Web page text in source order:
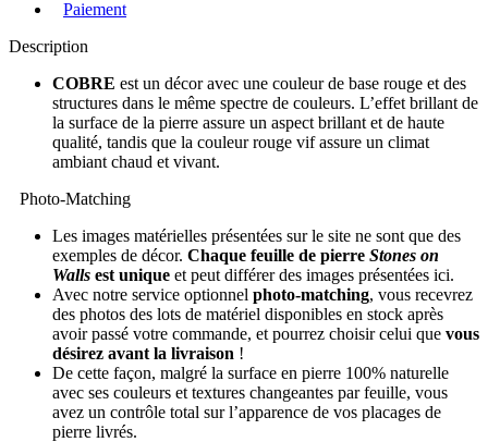
Paiement
Description
COBRE est un décor avec une couleur de base rouge et des
structures dans le même spectre de couleurs. L’effet brillant de
la surface de la pierre assure un aspect brillant et de haute
qualité, tandis que la couleur rouge vif assure un climat
ambiant chaud et vivant.
Photo-Matching
Les images matérielles présentées sur le site ne sont que des
exemples de décor. Chaque feuille de pierre Stones on
Walls est unique et peut différer des images présentées ici.
Avec notre service optionnel photo-matching, vous recevrez
des photos des lots de matériel disponibles en stock après
avoir passé votre commande, et pourrez choisir celui que vous
désirez avant la livraison !
De cette façon, malgré la surface en pierre 100% naturelle
avec ses couleurs et textures changeantes par feuille, vous
avez un contrôle total sur l’apparence de vos placages de
pierre livrés.